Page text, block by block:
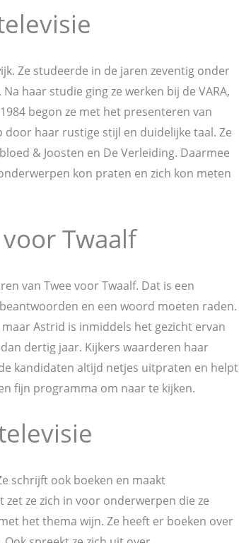
Ze studeerde in de jaren zeventig onder
haar studie ging ze werken bij de VARA,
begon ze met het presenteren van
door haar rustige stijl en duidelijke taal. Ze
& Joosten en De Verleiding. Daarmee
kon praten en zich kon meten
Twaalf
van Twee voor Twaalf. Dat is een
en een woord moeten raden.
Astrid is inmiddels het gezicht ervan
dertig jaar. Kijkers waarderen haar
kandidaten altijd netjes uitpraten en helpt
fijn programma om naar te kijken.
schrijft ook boeken en maakt
ze zich in voor onderwerpen die ze
het thema wijn. Ze heeft er boeken over